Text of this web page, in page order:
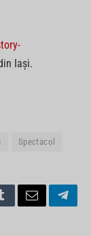
Iași.
Spectacol
TumblrEmail